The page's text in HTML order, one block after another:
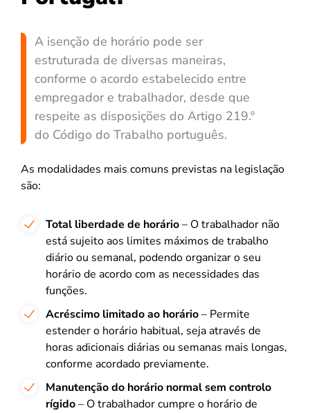
A isenção de horário pode ser
estruturada de diversas maneiras,
conforme o acordo estabelecido entre
empregador e trabalhador, desde que
respeite as disposições do Artigo 219.º
do Código do Trabalho português.
As modalidades mais comuns previstas na legislação
são:
Total liberdade de horário– O trabalhador não
está sujeito aos limites máximos de trabalho
diário ou semanal, podendo organizar o seu
horário de acordo com as necessidades das
funções.
Acréscimo limitado ao horário– Permite
estender o horário habitual, seja através de
horas adicionais diárias ou semanas mais longas,
conforme acordado previamente.
Manutenção do horário normal sem controlo
rígido– O trabalhador cumpre o horário de